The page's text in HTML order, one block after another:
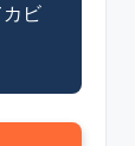
ビ